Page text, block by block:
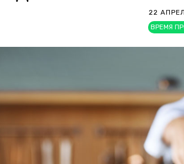
22
ВРЕМЯ